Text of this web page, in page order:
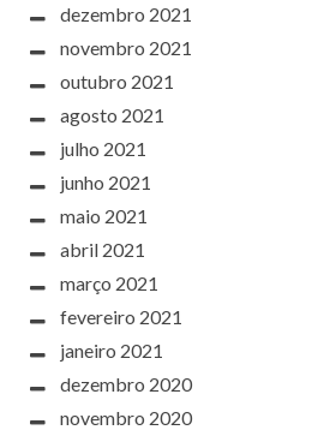
dezembro 2021
novembro 2021
outubro 2021
agosto 2021
julho 2021
junho 2021
maio 2021
abril 2021
março 2021
fevereiro 2021
janeiro 2021
dezembro 2020
novembro 2020